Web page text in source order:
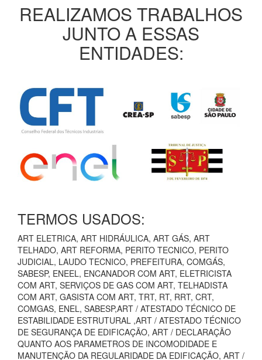
REALIZAMOS TRABALHOS
JUNTO A ESSAS
ENTIDADES:
TERMOS USADOS:
ART ELETRICA, ART HIDRÁULICA, ART GÁS, ART
TELHADO, ART REFORMA, PERITO TECNICO, PERITO
JUDICIAL, LAUDO TECNICO, PREFEITURA, COMGÁS,
SABESP, ENEEL, ENCANADOR COM ART, ELETRICISTA
COM ART, SERVIÇOS DE GAS COM ART, TELHADISTA
COM ART, GASISTA COM ART, TRT, RT, RRT, CRT,
COMGAS, ENEL, SABESP,ART / ATESTADO TÉCNICO DE
ESTABILIDADE ESTRUTURAL ,ART / ATESTADO TÉCNICO
DE SEGURANÇA DE EDIFICAÇÃO, ART / DECLARAÇÃO
QUANTO AOS PARAMETROS DE INCOMODIDADE E
MANUTENÇÃO DA REGULARIDADE DA EDIFICAÇÃO, ART /